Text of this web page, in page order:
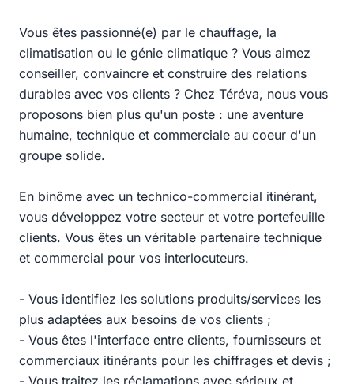
Vous êtes passionné(e) par le chauffage, la
climatisation ou le génie climatique ? Vous aimez
conseiller, convaincre et construire des relations
durables avec vos clients ? Chez Téréva, nous vous
proposons bien plus qu'un poste : une aventure
humaine, technique et commerciale au coeur d'un
groupe solide.
En binôme avec un technico-commercial itinérant,
vous développez votre secteur et votre portefeuille
clients. Vous êtes un véritable partenaire technique
et commercial pour vos interlocuteurs.
- Vous identifiez les solutions produits/services les
plus adaptées aux besoins de vos clients ;
- Vous êtes l'interface entre clients, fournisseurs et
commerciaux itinérants pour les chiffrages et devis ;
- Vous traitez les réclamations avec sérieux et